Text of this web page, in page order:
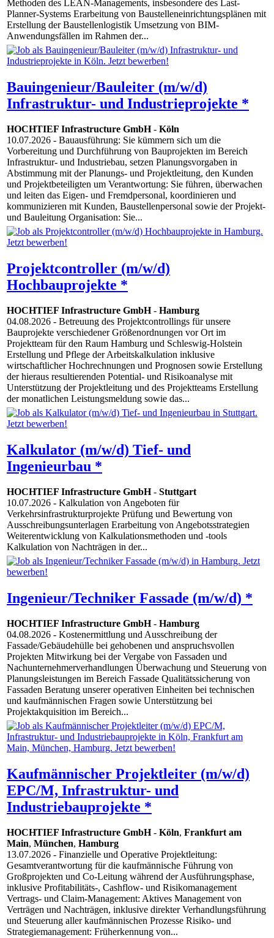
Methoden des LEAN-Managements, insbesondere des Last-
Planner-Systems Erarbeitung von Baustelleneinrichtungsplänen mit
Erstellung der Baustellenlogistik Umsetzung von BIM-
Anwendungsfällen im Rahmen der...
Bauingenieur/Bauleiter (m/w/d)
Infrastruktur- und Industrieprojekte *
HOCHTIEF Infrastructure GmbH- Köln
10.07.2026 - Bauausführung: Sie kümmern sich um die
Vorbereitung und Durchführung von Bauprojekten im Bereich
Infrastruktur- und Industriebau, setzen Planungsvorgaben in
Abstimmung mit der Planungs- und Projektleitung, den Kunden
und Projektbeteiligten um Verantwortung: Sie führen, überwachen
und leiten das Eigen- und Fremdpersonal, koordinieren und
kommunizieren mit Kunden, Baustellenpersonal sowie der Projekt-
und Bauleitung Organisation: Sie...
Projektcontroller (m/w/d)
Hochbauprojekte *
HOCHTIEF Infrastructure GmbH- Hamburg
04.08.2026 - Betreuung des Projektcontrollings für unsere
Bauprojekte verschiedener Größenordnungen vor Ort im
Projektteam für den Raum Hamburg und Schleswig-Holstein
Erstellung und Pflege der Arbeitskalkulation inklusive
wirtschaftlicher Hochrechnungen und Prognosen sowie Erstellung
der hieraus resultierenden Potential- und Risikoanalyse mit
Unterstützung der Projektleitung und des Projektteams Erstellung
der monatlichen Leistungsmeldung sowie das...
Kalkulator (m/w/d) Tief- und
Ingenieurbau *
HOCHTIEF Infrastructure GmbH- Stuttgart
10.07.2026 - Kalkulation von Angeboten für
Verkehrsinfrastrukturprojekte Prüfung und Bewertung von
Ausschreibungsunterlagen Erarbeitung von Angebotsstrategien
Weiterentwicklung von Kalkulationsmethoden und -tools
Kalkulation von Nachträgen in der...
Ingenieur/Techniker Fassade (m/w/d) *
HOCHTIEF Infrastructure GmbH- Hamburg
04.08.2026 - Kostenermittlung und Ausschreibung der
Fassade/Gebäudehülle bei gehobenen und anspruchsvollen
Projekten Mitwirkung bei der Vergabe von Fassaden und
Nachunternehmerverhandlungen Überwachung und Steuerung von
Planungsleistungen im Bereich Fassade Qualitätssicherung von
Fassaden Beratung unserer operativen Einheiten bei technischen
und kaufmännischen Fragen sowie Unterstützung bei
Projektakquisition im Bereich...
Kaufmännischer Projektleiter (m/w/d)
EPC/M, Infrastruktur- und
Industriebauprojekte *
HOCHTIEF Infrastructure GmbH- Köln, Frankfurt am
Main, München, Hamburg
13.07.2026 - Finanzielle und Operative Projektleitung:
Gesamtverantwortung für die kaufmännische Führung von
Großprojekten und Co-Leitung während der Ausführungsphase,
inklusive Profitabilitäts-, Cashflow- und Risikomanagement
Vertrags- und Claim-Management: Aktives Management von
Verträgen und Nachträgen, inklusive direkter Verhandlungsführung
und Steuerung aller kaufmännischen Prozesse Risiko- und
Strategiemanagement: Früherkennung von...